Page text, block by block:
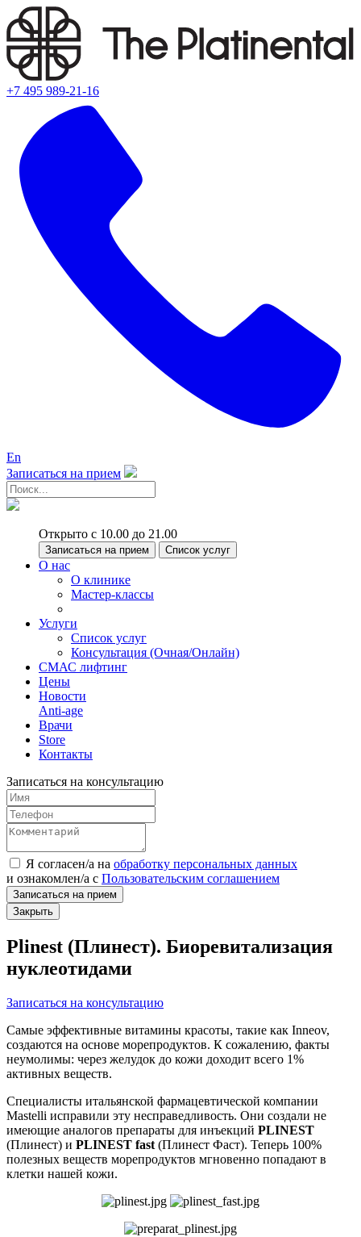
+7 495 989-21-16
En
Записаться на прием
Открыто с 10.00 до 21.00
Записаться на прием Список услуг
О нас
О клинике
Мастер-классы
Услуги
Список услуг
Консультация (Очная/Онлайн)
СМАС лифтинг
Цены
Новости
Anti-age
Врачи
Store
Контакты
Записаться на консультацию
Я согласен/а на обработку персональных данных
и ознакомлен/а с Пользовательским соглашением
Записаться на прием
Закрыть
Plinest (Плинест). Биоревитализация
нуклеотидами
Записаться на консультацию
Самые эффективные витамины красоты, такие как Inneov,
создаются на основе морепродуктов. К сожалению, факты
неумолимы: через желудок до кожи доходит всего 1%
активных веществ.
Специалисты итальянской фармацевтической компании
Mastelli исправили эту несправедливость. Они создали не
имеющие аналогов препараты для инъекций PLINEST
(Плинест) и PLINEST fast (Плинест Фаст). Теперь 100%
полезных веществ морепродуктов мгновенно попадают в
клетки нашей кожи.